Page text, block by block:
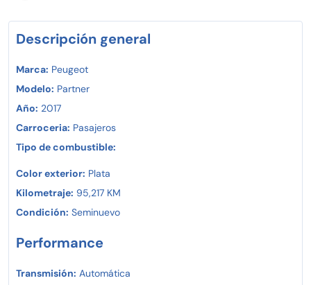
Descripción general
Marca: Peugeot
Modelo: Partner
Año: 2017
Carroceria: Pasajeros
Tipo de combustible:
Color exterior: Plata
Kilometraje: 95,217 KM
Condición: Seminuevo
Performance
Transmisión: Automática